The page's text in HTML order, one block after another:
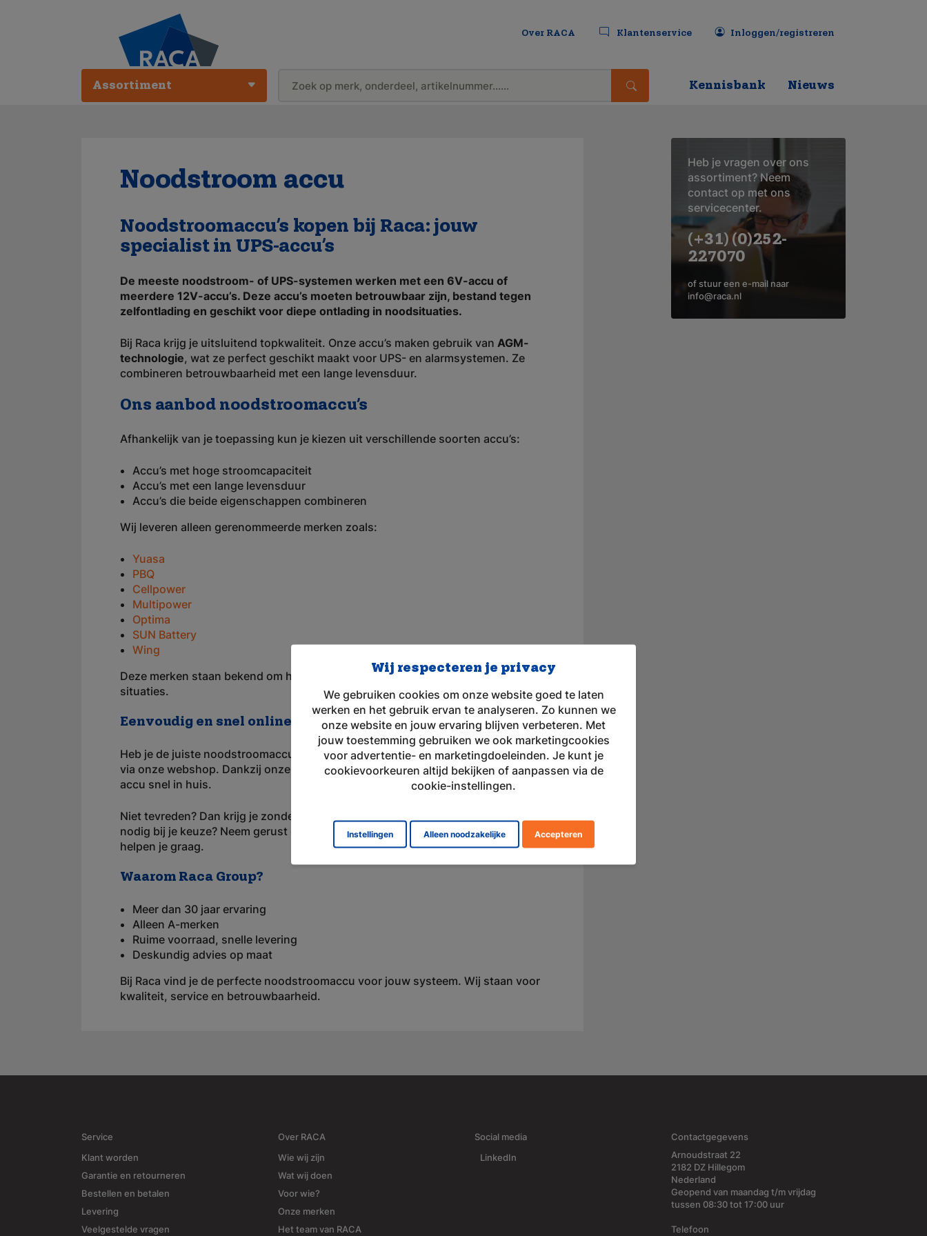
Over RACA Klantenservice Inloggen/registreren
Assortiment Kennisbank Nieuws
Noodstroom accu
Noodstroomaccu’s kopen bij Raca: jouw
specialist in UPS-accu’s
De meeste noodstroom- of UPS-systemen werken met een 6V-accu of
meerdere 12V-accu’s. Deze accu’s moeten betrouwbaar zijn, bestand tegen
zelfontlading en geschikt voor diepe ontlading in noodsituaties.
Bij Raca krijg je uitsluitend topkwaliteit. Onze accu’s maken gebruik van AGM-
technologie, wat ze perfect geschikt maakt voor UPS- en alarmsystemen. Ze
combineren betrouwbaarheid met een lange levensduur.
Ons aanbod noodstroomaccu’s
Afhankelijk van je toepassing kun je kiezen uit verschillende soorten accu’s:
Accu’s met hoge stroomcapaciteit
Accu’s met een lange levensduur
Accu’s die beide eigenschappen combineren
Wij leveren alleen gerenommeerde merken zoals:
Yuasa
PBQ
Cellpower
Multipower
Optima
SUN Battery
Wing
Deze merken staan bekend om hun prestaties en betrouwbaarheid in kritieke
situaties.
Eenvoudig en snel online bestellen
Heb je de juiste noodstroomaccu gevonden? Bestellen gaat snel en eenvoudig
via onze webshop. Dankzij onze ruime voorraad en snelle levering heb je jouw
accu snel in huis.
Niet tevreden? Dan krijg je zonder gedoe je geld terug. Heb je nog vragen of hulp
nodig bij je keuze? Neem gerust contact op via telefoon, e-mail of chat. We
helpen je graag.
Waarom Raca Group?
Meer dan 30 jaar ervaring
Alleen A-merken
Ruime voorraad, snelle levering
Deskundig advies op maat
Bij Raca vind je de perfecte noodstroomaccu voor jouw systeem. Wij staan voor
kwaliteit, service en betrouwbaarheid.
Heb je vragen over ons
assortiment? Neem
contact op met ons
servicecenter.
(+31) (0)252-
227070
of stuur een e-mail naar
info@raca.nl
Wij respecteren je privacy
We gebruiken cookies om onze website goed te laten
werken en het gebruik ervan te analyseren. Zo kunnen we
onze website en jouw ervaring blijven verbeteren. Met
jouw toestemming gebruiken we ook marketingcookies
voor advertentie- en marketingdoeleinden. Je kunt je
cookievoorkeuren altijd bekijken of aanpassen via de
cookie-instellingen.
Instellingen Alleen noodzakelijke Accepteren
Service
Klant worden
Garantie en retourneren
Bestellen en betalen
Levering
Veelgestelde vragen
Over RACA
Wie wij zijn
Wat wij doen
Voor wie?
Onze merken
Het team van RACA
Social media
LinkedIn
Contactgegevens
Arnoudstraat 22
2182 DZ Hillegom
Nederland
Geopend van maandag t/m vrijdag
tussen 08:30 tot 17:00 uur
Telefoon